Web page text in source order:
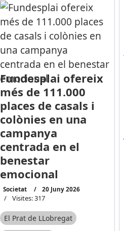
Fundesplai ofereix
més de 111.000
places de casals i
colònies en una
campanya
centrada en el
benestar
emocional
Societat 20 Juny 2026
Visites: 317
El Prat de LLobregat